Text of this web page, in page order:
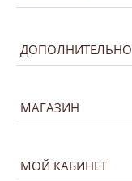
ДОПОЛНИТЕЛЬНО
МАГАЗИН
МОЙ КАБИНЕТ